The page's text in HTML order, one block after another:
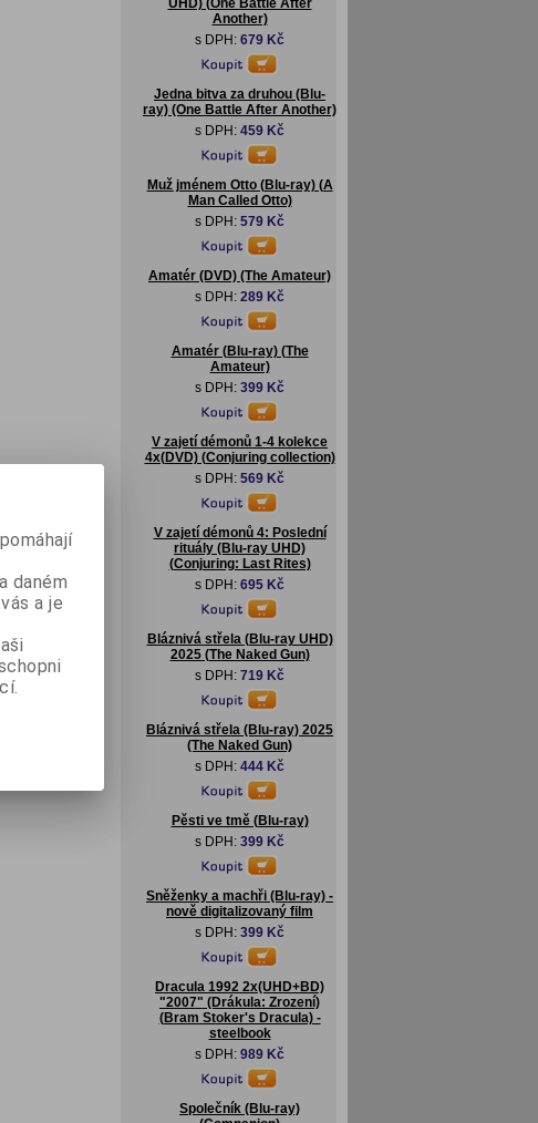
UHD) (One Battle After
Another)
s DPH: 679 Kč
Jedna bitva za druhou (Blu-
ray) (One Battle After Another)
s DPH: 459 Kč
Muž jménem Otto (Blu-ray) (A
Man Called Otto)
s DPH: 579 Kč
Amatér (DVD) (The Amateur)
s DPH: 289 Kč
Amatér (Blu-ray) (The
Amateur)
s DPH: 399 Kč
V zajetí démonů 1-4 kolekce
4x(DVD) (Conjuring collection)
s DPH: 569 Kč
V zajetí démonů 4: Poslední
rituály (Blu-ray UHD)
(Conjuring: Last Rites)
s DPH: 695 Kč
Bláznivá střela (Blu-ray UHD)
2025 (The Naked Gun)
s DPH: 719 Kč
Bláznivá střela (Blu-ray) 2025
(The Naked Gun)
s DPH: 444 Kč
Pěsti ve tmě (Blu-ray)
s DPH: 399 Kč
Sněženky a machři (Blu-ray) -
nově digitalizovaný film
s DPH: 399 Kč
Dracula 1992 2x(UHD+BD)
"2007" (Drákula: Zrození)
(Bram Stoker's Dracula) -
steelbook
s DPH: 989 Kč
Společník (Blu-ray)
daném
a je